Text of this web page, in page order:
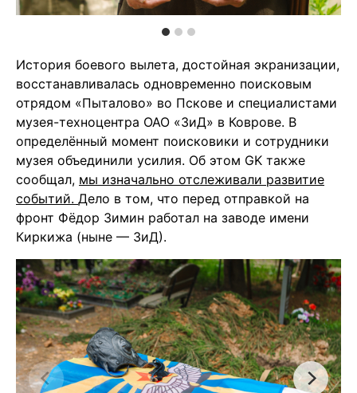
История боевого вылета, достойная экранизации,
восстанавливалась одновременно поисковым
отрядом «Пыталово» во Пскове и специалистами
музея-техноцентра ОАО «ЗиД» в Коврове. В
определённый момент поисковики и сотрудники
музея объединили усилия. Об этом GK также
сообщал, мы изначально отслеживали развитие
событий. Дело в том, что перед отправкой на
фронт Фёдор Зимин работал на заводе имени
Киркижа (ныне — ЗиД).